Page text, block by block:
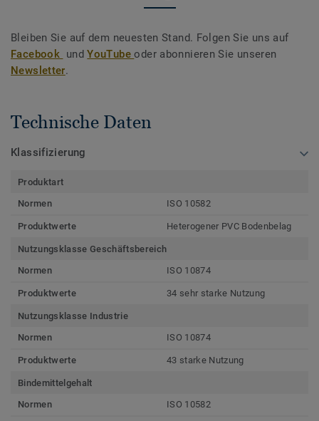
Bleiben Sie auf dem neuesten Stand. Folgen Sie uns auf
Facebook undYouTubeoder abonnieren Sie unseren
Newsletter.
Technische Daten
Klassifizierung
Produktart
Normen
ISO 10582
Produktwerte Heterogener PVC Bodenbelag
Nutzungsklasse Geschäftsbereich
Normen
ISO 10874
Produktwerte 34 sehr starke Nutzung
Nutzungsklasse Industrie
Normen
ISO 10874
Produktwerte 43 starke Nutzung
Bindemittelgehalt
Normen
ISO 10582